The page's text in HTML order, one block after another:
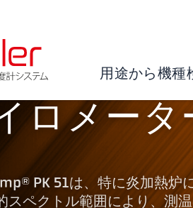
用途から機種
ロメータ
PK 51は、特に炎加熱炉
スペクトル範囲により、測